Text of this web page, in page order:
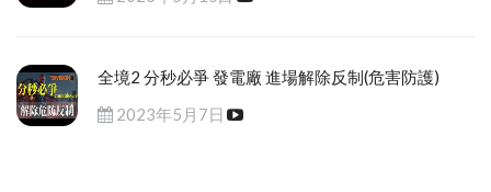
全境2 分秒必爭 發電廠 進場解除反制(危害防護)
2023年5月7日